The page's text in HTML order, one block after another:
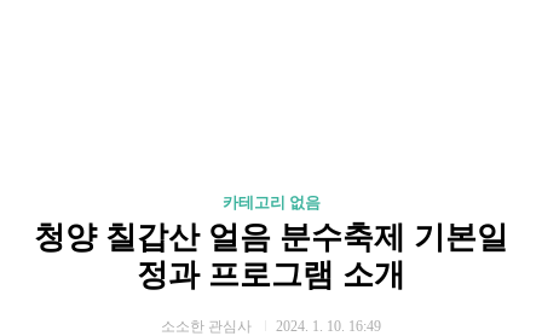
카테고리 없음
청양 칠갑산 얼음 분수축제 기본일
정과 프로그램 소개
소소한 관심사 2024. 1. 10. 16:49